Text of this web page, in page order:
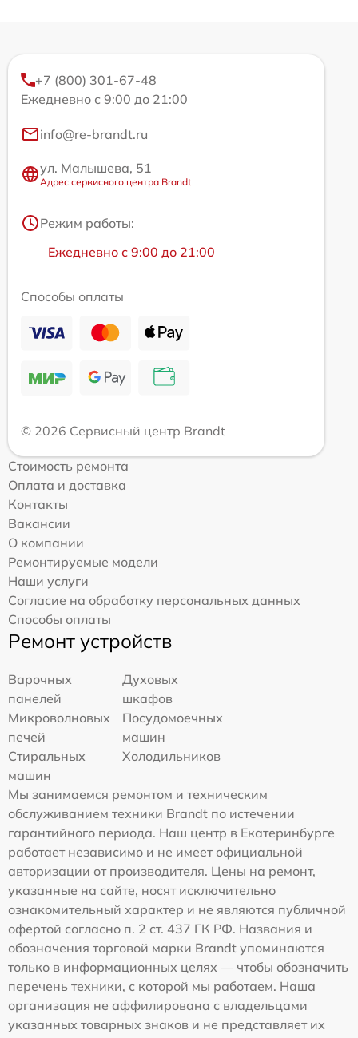
+7 (800) 301-67-48
Ежедневно с 9:00 до 21:00
info@re-brandt.ru
ул. Малышева, 51
Адрес сервисного центра Brandt
Режим работы:
Ежедневно с 9:00 до 21:00
Способы оплаты
© 2026 Сервисный центр Brandt
Стоимость ремонта
Оплата и доставка
Контакты
Вакансии
О компании
Ремонтируемые модели
Наши услуги
Согласие на обработку персональных данных
Способы оплаты
Ремонт устройств
Варочных
панелей
Духовых
шкафов
Микроволновых
печей
Посудомоечных
машин
Стиральных
машин
Холодильников
Мы занимаемся ремонтом и техническим
обслуживанием техники Brandt по истечении
гарантийного периода. Наш центр в Екатеринбурге
работает независимо и не имеет официальной
авторизации от производителя. Цены на ремонт,
указанные на сайте, носят исключительно
ознакомительный характер и не являются публичной
офертой согласно п. 2 ст. 437 ГК РФ. Названия и
обозначения торговой марки Brandt упоминаются
только в информационных целях — чтобы обозначить
перечень техники, с которой мы работаем. Наша
организация не аффилирована с владельцами
указанных товарных знаков и не представляет их